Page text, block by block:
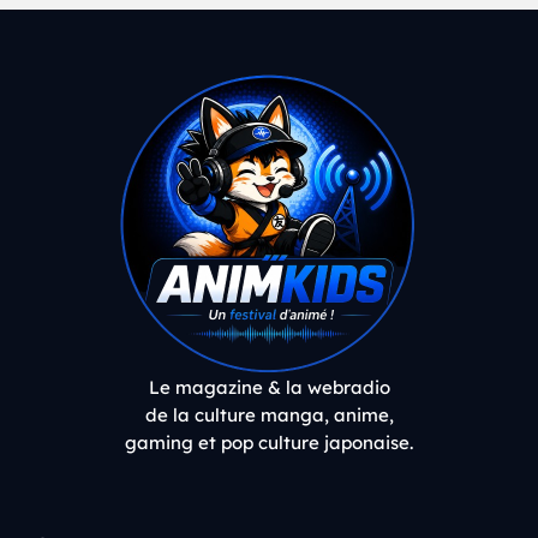
Le magazine & la webradio
de la culture manga, anime,
gaming et pop culture japonaise.